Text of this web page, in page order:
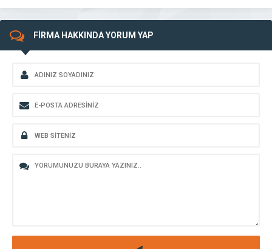
FİRMA HAKKINDA YORUM YAP